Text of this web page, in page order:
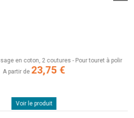
en coton, 2 coutures - Pour touret à polir
partir de 23,75 €
Voir le produit